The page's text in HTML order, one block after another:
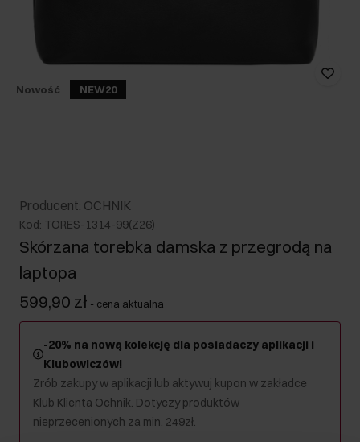
Nowość NEW20
Producent: OCHNIK
Kod: TORES-1314-99(Z26)
Skórzana torebka damska z przegrodą na
laptopa
599,90 zł - cena aktualna
-20% na nową kolekcję dla posiadaczy aplikacji i
Klubowiczów!
Zrób zakupy w aplikacji lub aktywuj kupon w zakładce
Klub Klienta Ochnik. Dotyczy produktów
nieprzecenionych za min. 249zł.